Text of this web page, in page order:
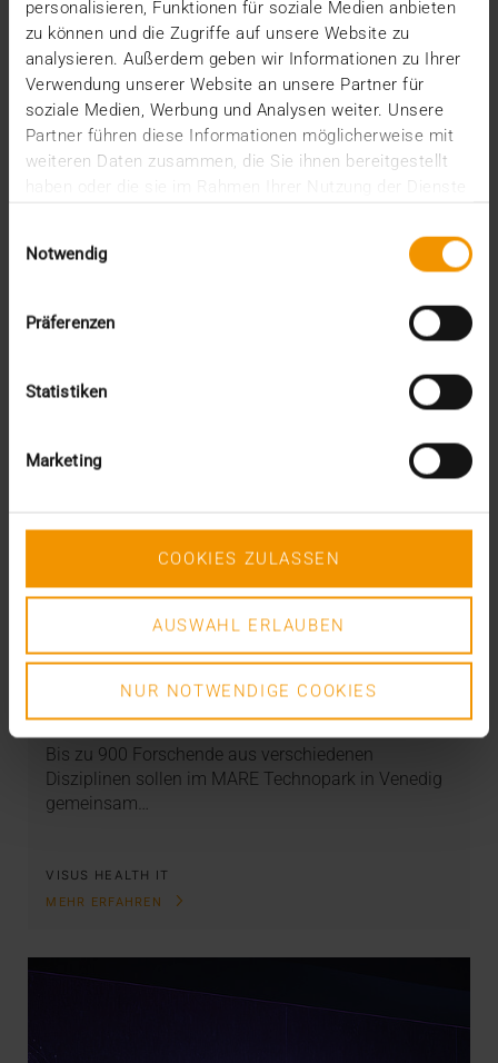
personalisieren, Funktionen für soziale Medien anbieten
zu können und die Zugriffe auf unsere Website zu
analysieren. Außerdem geben wir Informationen zu Ihrer
Verwendung unserer Website an unsere Partner für
soziale Medien, Werbung und Analysen weiter. Unsere
Partner führen diese Informationen möglicherweise mit
weiteren Daten zusammen, die Sie ihnen bereitgestellt
Notwendig
Präferenzen
Statistiken
Marketing
COOKIES ZULASSEN
AUSWAHL ERLAUBEN
NUR NOTWENDIGE COOKIES
KI-gestützten Werkzeugen für Abläufe in Kliniken
und…
VISUS HEALTH IT
MEHR ERFAHREN
Ein Leuchtturm für Europa
13.01.2026
Bis zu 900 Forschende aus verschiedenen
Disziplinen sollen im MARE Technopark in Venedig
gemeinsam…
VISUS HEALTH IT
MEHR ERFAHREN